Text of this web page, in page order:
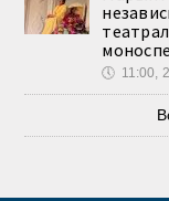
🕔 11:00,